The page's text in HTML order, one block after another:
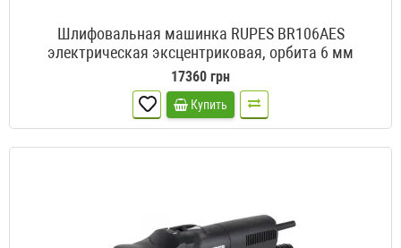
Шлифовальная машинка RUPES BR106AES
электрическая эксцентриковая, орбита 6 мм
17360 грн
Купить